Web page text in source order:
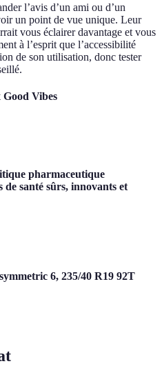
l’avis d’un ami ou d’un
un point de vue unique. Leur
vous éclairer davantage et vous
à l’esprit que l’accessibilité
de son utilisation, donc tester
Vibes
pharmaceutique
santé sûrs, innovants et
6, 235/40 R19 92T